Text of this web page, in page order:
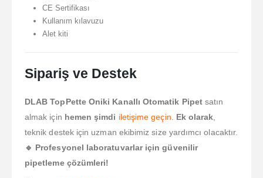
CE Sertifikası
Kullanım kılavuzu
Alet kiti
Sipariş ve Destek
DLAB TopPette Oniki Kanallı Otomatik Pipetsatın
almak için hemen şimdi iletişime geçin Ek olarak
teknik destek için uzman ekibimiz size yardımcı olacaktır.
🔹 Profesyonel laboratuvarlar için güvenilir
pipetleme çözümleri!